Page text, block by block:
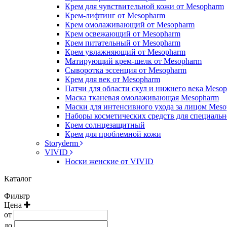
Крем для чувствительной кожи от Mesopharm
Крем-лифтинг от Mesopharm
Крем омолаживающий от Mesopharm
Крем освежающий от Mesopharm
Крем питательный от Mesopharm
Крем увлажняющий от Mesopharm
Матирующий крем-шелк от Mesopharm
Сыворотка эссенция от Mesopharm
Крем для век от Mesopharm
Патчи для области скул и нижнего века
Маска тканевая омолаживающая Mesopharm
Маски для интенсивного ухода за лицом
Наборы косметических средств для
Крем солнцезащитный
Крем для проблемной кожи
Storyderm
VIVID
Носки женские от VIVID
Каталог
Фильтр
Цена
от
до